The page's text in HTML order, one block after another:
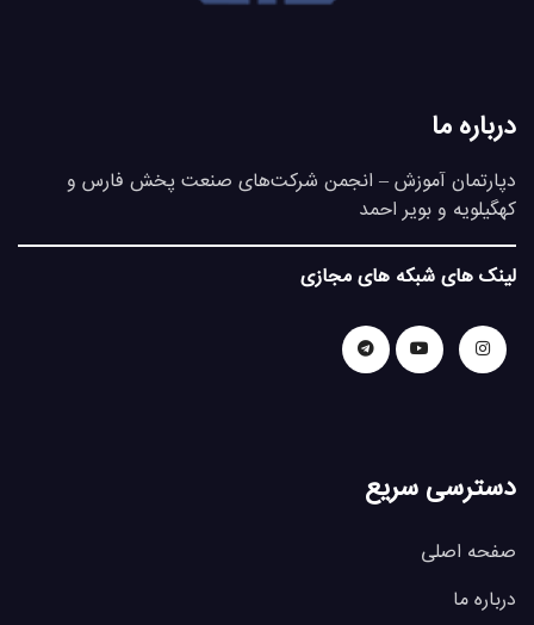
درباره ما
دپارتمان آموزش – انجمن شرکت‌های صنعت پخش فارس و
کهگیلویه و بویر احمد
لینک های شبکه های مجازی
دسترسی سریع
صفحه اصلی
درباره ما